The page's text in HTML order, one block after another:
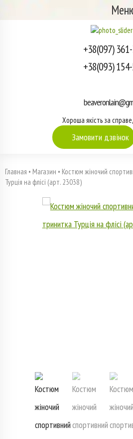
+38(097)
+38(093)
Хороша якість за
Замовити дзвінок
Главная • Магазин • Костюм жіночий
Турція на флісі (арт. 23038)